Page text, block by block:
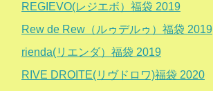
REGIEVO(レジエボ）福袋 2019
Rew de Rew（ルゥデルゥ）福袋 2019
rienda(リエンダ）福袋 2019
RIVE DROITE(リヴドロワ)福袋 2020